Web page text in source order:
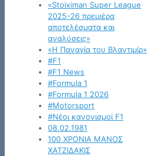
«Stoiximan Super League
2025-26 πρεμιέρα
αποτελέσματα και
αναλύσεις»
«Η Παναγία του Βλαντιμίρ»
#F1
#F1 News
#Formula 1
#Formula 1 2026
#Motorsport
#Νέοι κανονισμοί F1
08.02.1981
100 ΧΡΟΝΙΑ ΜΑΝΟΣ
ΧΑΤΖΙΔΑΚΙΣ